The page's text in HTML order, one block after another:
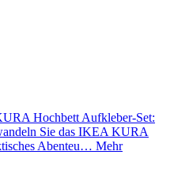
Hochbett Aufkleber-Set:
Sie das IKEA KURA
Abenteu… Mehr